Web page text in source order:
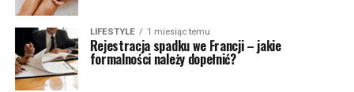
LIFESTYLE 1 miesiąc temu
Rejestracja spadku we Francji – jakie
formalności należy dopełnić?